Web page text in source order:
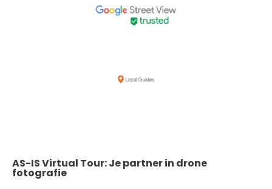
AS-IS Virtual Tour: Je partner in drone
fotografie